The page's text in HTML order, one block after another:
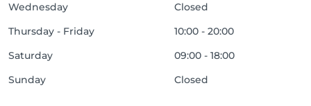
Wednesday
Closed
Thursday - Friday
10:00 - 20:00
Saturday
09:00 - 18:00
Sunday
Closed